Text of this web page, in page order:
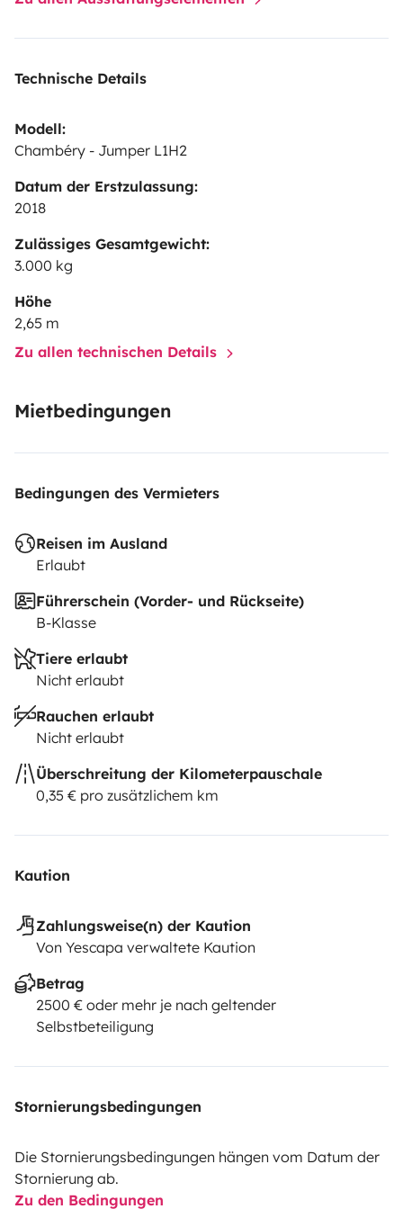
Technische Details
Modell:
Chambéry - Jumper L1H2
Datum der Erstzulassung:
2018
Zulässiges Gesamtgewicht:
3.000 kg
Höhe
2,65 m
Zu allen technischen Details
Mietbedingungen
Bedingungen des Vermieters
Reisen im Ausland
Erlaubt
Führerschein (Vorder- und Rückseite)
B-Klasse
Tiere erlaubt
Nicht erlaubt
Rauchen erlaubt
Nicht erlaubt
Überschreitung der Kilometerpauschale
0,35 € pro zusätzlichem km
Kaution
Zahlungsweise(n) der Kaution
Von Yescapa verwaltete Kaution
Betrag
2500 € oder mehr je nach geltender
Selbstbeteiligung
Stornierungsbedingungen
Die Stornierungsbedingungen hängen vom Datum der
Stornierung ab.
Zu den Bedingungen